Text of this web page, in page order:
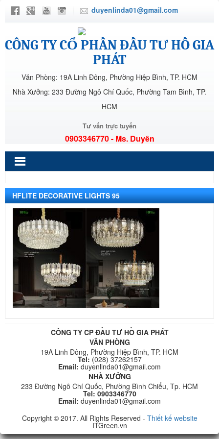
duyenlinda01@gmail.com
CÔNG TY CỔ PHẦN ĐẦU TƯ HỒ GIA
PHÁT
Văn Phòng: 19A Linh Đông, Phường Hiệp Bình, TP. HCM
Nhà Xưởng: 233 Đường Ngô Chí Quốc, Phường Tam Bình, TP.
HCM
Tư vấn trực tuyến
0903346770 - Ms. Duyên
HFLITE DECORATIVE LIGHTS 95
CÔNG TY CP ĐẦU TƯ HỒ GIA PHÁT
VĂN PHÒNG
19A Linh Đông, Phường Hiệp Bình, TP. HCM
Tel: (028) 37262157
Email: duyenlinda01@gmail.com
NHÀ XƯỞNG
233 Đường Ngô Chí Quốc, Phường Bình Chiểu, Tp. HCM
Tel: 0903346770
Email: duyenlinda01@gmail.com
Copyright © 2017. All Rights Reserved - Thiết kế website
ITGreen.vn